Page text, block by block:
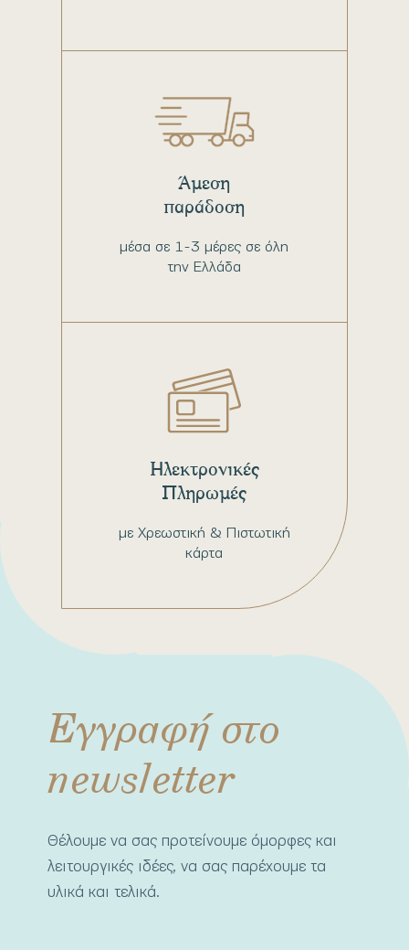
μέσα σε 1-3 μέρες σε όλη
την Ελλάδα
Άμεση
παράδοση
με Χρεωστική & Πιστωτική
κάρτα
Ηλεκτρονικές
Πληρωμές
Εγγραφή στο
newsletter
Θέλουμε να σας προτείνουμε όμορφες και
λειτουργικές ιδέες, να σας παρέχουμε τα
υλικά και τελικά.